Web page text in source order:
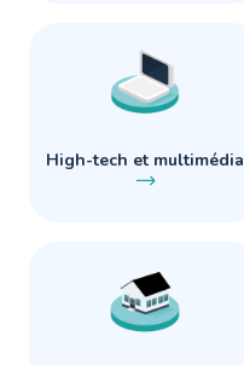
High-tech et multimédia